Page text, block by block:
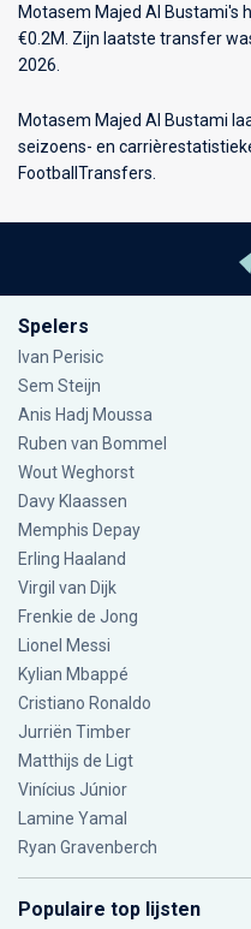
Motasem Majed Al Bustami's
€0.2M. Zijn laatste transfer
2026.
Motasem Majed Al Bustami
seizoens- en
FootballTransfers.
Spelers
Ivan Perisic
Sem Steijn
Anis Hadj Moussa
Ruben van Bommel
Wout Weghorst
Davy Klaassen
Memphis Depay
Erling Haaland
Virgil van Dijk
Frenkie de Jong
Lionel Messi
Kylian Mbappé
Cristiano Ronaldo
Jurriën Timber
Matthijs de Ligt
Vinícius Júnior
Lamine Yamal
Ryan Gravenberch
Populaire top lijsten